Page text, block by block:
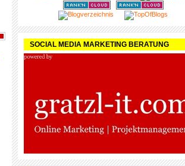
SOCIAL MEDIA MARKETING BERATUNG